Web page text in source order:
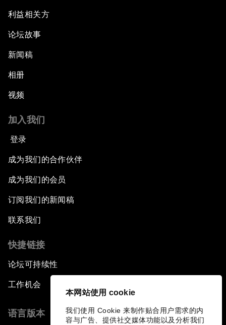
本网站使用 cookie
我们使用 Cookie 来制作贴合用户需求的内
容与广告、提供社交媒体功能以及分析我们
利益相关方
论坛故事
新闻稿
相册
视频
加入我们
登录
成为我们的合作伙伴
成为我们的会员
订阅我们的新闻稿
联系我们
快捷链接
论坛可持续性
工作机会
语言版本